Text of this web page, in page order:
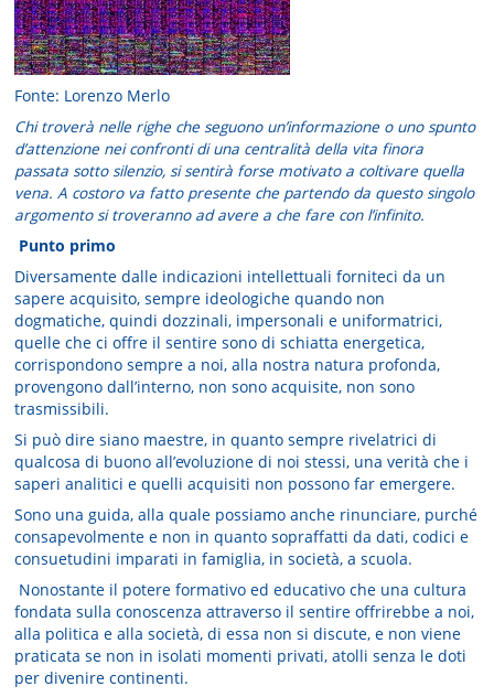
Fonte: Lorenzo Merlo
Chi troverà nelle righe che seguono un’informazione o uno spunto
d’attenzione nei confronti di una centralità della vita finora
passata sotto silenzio, si sentirà forse motivato a coltivare quella
vena. A costoro va fatto presente che partendo da questo singolo
argomento si troveranno ad avere a che fare con l’infinito.
Punto primo
Diversamente dalle indicazioni intellettuali forniteci da un
sapere acquisito, sempre ideologiche quando non
dogmatiche, quindi dozzinali, impersonali e uniformatrici,
quelle che ci offre il sentire sono di schiatta energetica,
corrispondono sempre a noi, alla nostra natura profonda,
provengono dall’interno, non sono acquisite, non sono
trasmissibili.
Si può dire siano maestre, in quanto sempre rivelatrici di
qualcosa di buono all’evoluzione di noi stessi, una verità che i
saperi analitici e quelli acquisiti non possono far emergere.
Sono una guida, alla quale possiamo anche rinunciare, purché
consapevolmente e non in quanto sopraffatti da dati, codici e
consuetudini imparati in famiglia, in società, a scuola.
Nonostante il potere formativo ed educativo che una cultura
fondata sulla conoscenza attraverso il sentire offrirebbe a noi,
alla politica e alla società, di essa non si discute, e non viene
praticata se non in isolati momenti privati, atolli senza le doti
per divenire continenti.